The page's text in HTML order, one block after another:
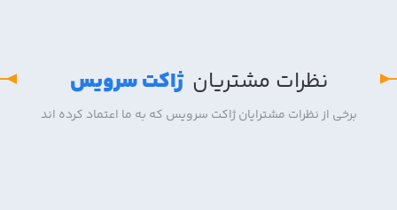
نظرات مشتریانژاکت سرویس
برخی از نظرات مشترایان ژاکت سرویس که به ما اعتماد کرده اند